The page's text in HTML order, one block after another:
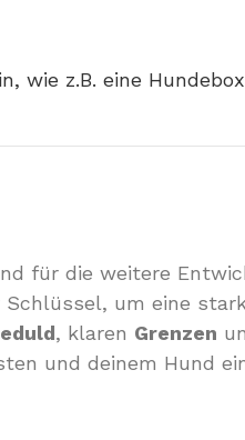
wie z.B. eine
für die weitere
um eine
, klaren Grenzen
und deinem Hund